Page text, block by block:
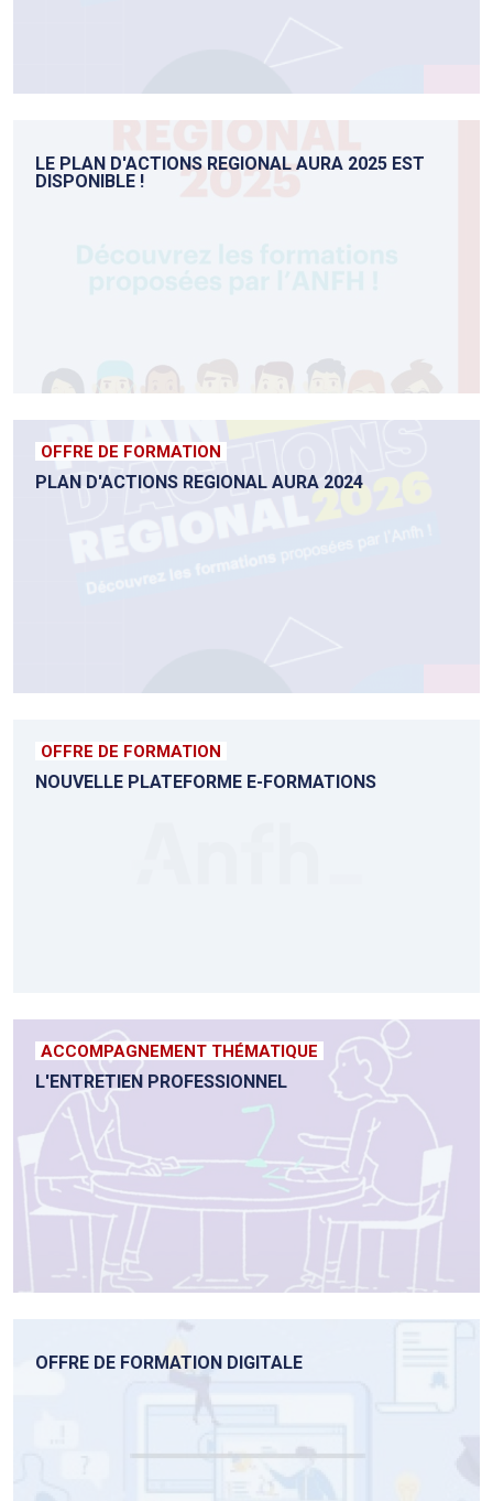
LE PLAN D'ACTIONS REGIONAL AURA 2025 EST
DISPONIBLE !
OFFRE DE FORMATION
PLAN D'ACTIONS REGIONAL AURA 2024
OFFRE DE FORMATION
NOUVELLE PLATEFORME E-FORMATIONS
ACCOMPAGNEMENT THÉMATIQUE
L'ENTRETIEN PROFESSIONNEL
OFFRE DE FORMATION DIGITALE